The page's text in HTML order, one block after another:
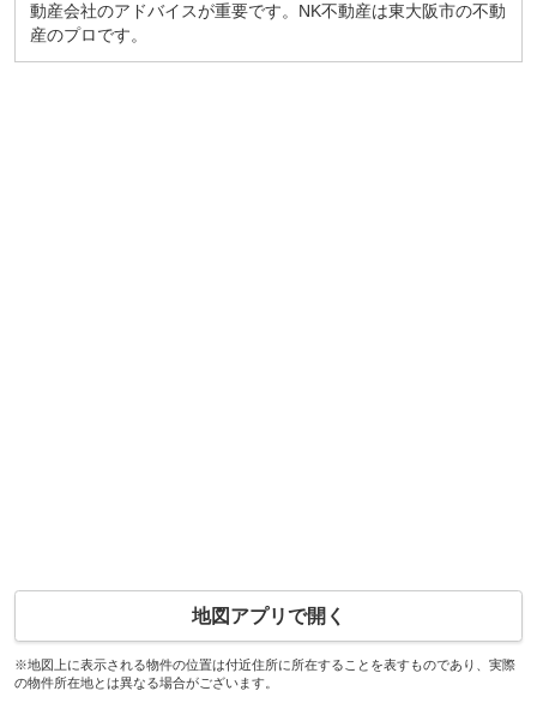
動産会社のアドバイスが重要です。NK不動産は東大阪市の不動
産のプロです。
地図アプリで開く
※地図上に表示される物件の位置は付近住所に所在することを表すものであり、実際
の物件所在地とは異なる場合がございます。